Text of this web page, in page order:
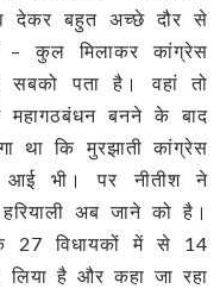
देकर बहुत अच्छे दौर से
– कुल मिलाकर कांग्रेस
सबको पता है। वहां तो
महागठबंधन बनने के बाद
कि मुरझाती कांग्रेस
आई भी। पर नीतीश ने
अब जाने को है।
27 विधायकों में से 14
है और कहा जा रहा